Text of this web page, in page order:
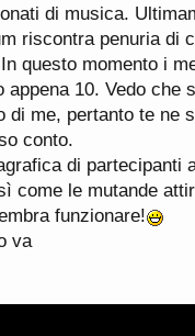
di musica.
riscontra penuria di
questo momento i
appena 10. Vedo che
di me, pertanto te ne
conto.
di partecipanti
come le mutande
funzionare!
va